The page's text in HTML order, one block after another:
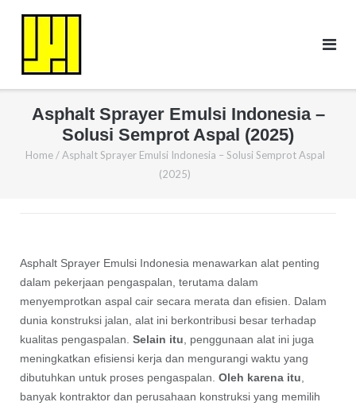
Asphalt Sprayer Emulsi Indonesia –
Solusi Semprot Aspal (2025)
Home / Asphalt Sprayer Emulsi Indonesia – Solusi Semprot Aspal
(2025)
Asphalt Sprayer Emulsi Indonesia menawarkan alat penting
dalam pekerjaan pengaspalan, terutama dalam
menyemprotkan aspal cair secara merata dan efisien. Dalam
dunia konstruksi jalan, alat ini berkontribusi besar terhadap
kualitas pengaspalan. Selain itu , penggunaan alat ini juga
meningkatkan efisiensi kerja dan mengurangi waktu yang
dibutuhkan untuk proses pengaspalan. Oleh karena itu
banyak kontraktor dan perusahaan konstruksi yang memilih